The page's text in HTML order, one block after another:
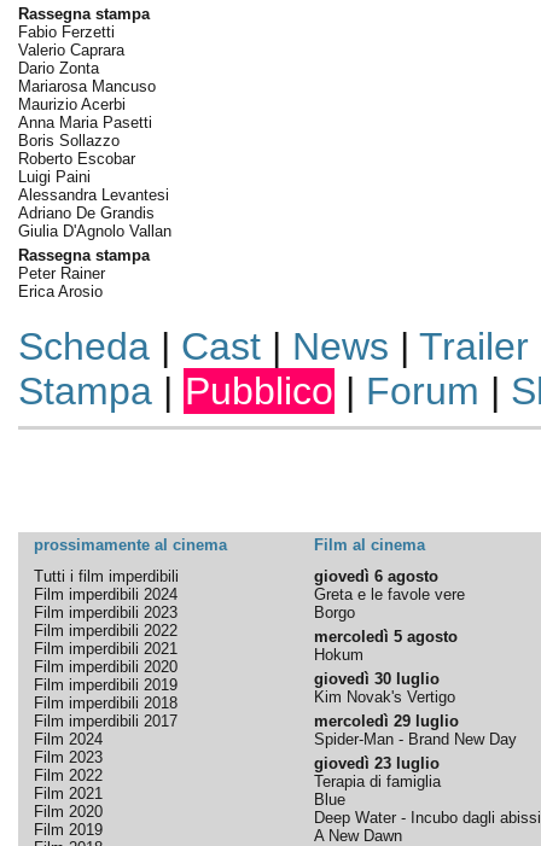
Rassegna stampa
Fabio Ferzetti
Valerio Caprara
Dario Zonta
Mariarosa Mancuso
Maurizio Acerbi
Anna Maria Pasetti
Boris Sollazzo
Roberto Escobar
Luigi Paini
Alessandra Levantesi
Adriano De Grandis
Giulia D'Agnolo Vallan
Rassegna stampa
Peter Rainer
Erica Arosio
Scheda| Cast| News | Trailer
Stampa| Pubblico | Forum |
prossimamente al cinema
Film al cinema
Tutti i film imperdibili
Film imperdibili 2024
Film imperdibili 2023
Film imperdibili 2022
Film imperdibili 2021
Film imperdibili 2020
Film imperdibili 2019
Film imperdibili 2018
Film imperdibili 2017
Film 2024
Film 2023
Film 2022
Film 2021
Film 2020
Film 2019
giovedì 6 agosto
Greta e le favole vere
Borgo
mercoledì 5 agosto
Hokum
giovedì 30 luglio
Kim Novak's Vertigo
mercoledì 29 luglio
Spider-Man - Brand New Day
giovedì 23 luglio
Terapia di famiglia
Blue
Deep Water - Incubo dagli abissi
A New Dawn